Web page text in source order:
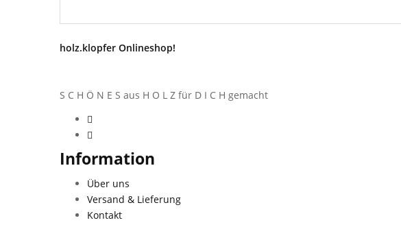
holz.klopfer Onlineshop!
S C H Ö N E S aus H O L Z für D I C H gemacht
Information
Über uns
Versand & Lieferung
Kontakt